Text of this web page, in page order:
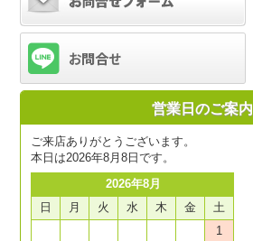
営業日のご案内
ご来店ありがとうございます。
本日は2026年8月8日です。
2026年8月
日
月 火 水 木 金
土
1